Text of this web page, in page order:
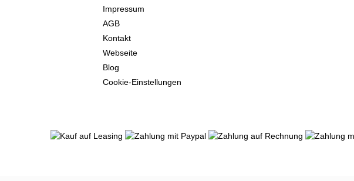
Impressum
AGB
Kontakt
Webseite
Blog
Cookie-Einstellungen